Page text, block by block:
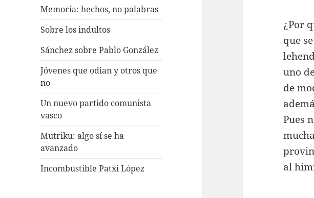
Memoria: hechos, no palabras
Sobre los indultos
Sánchez sobre Pablo González
Jóvenes que odian y otros que
no
Un nuevo partido comunista
vasco
Mutriku: algo sí se ha
avanzado
Incombustible Patxi López
¿Por
que
uno
de
Pues
al